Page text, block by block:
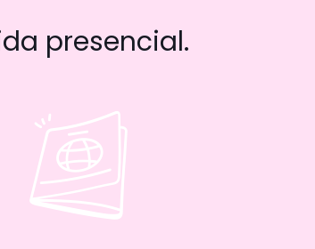
presencial.